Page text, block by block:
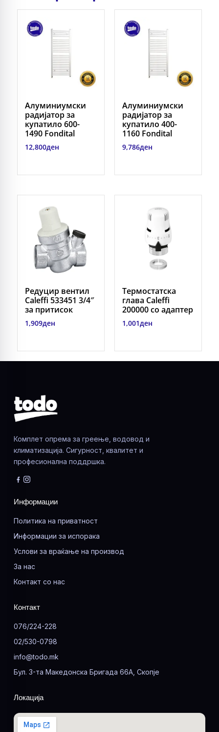
Алуминиумски
радијатор за
купатило 600-
1490 Fondital
12,800ден
Алуминиумски
радијатор за
купатило 400-
1160 Fondital
9,786ден
Редуцир вентил
Caleffi 533451 3/4″
за притисок
1,909ден
Термостатска
глава Caleffi
200000 со адаптер
1,001ден
Комплет опрема за греење, водовод и
климатизација. Сигурност, квалитет и
професионална поддршка.
Информации
Политика на приватност
Информации за испорака
Услови за враќање на производ
За нас
Контакт со нас
Контакт
076/224-228
02/530-0798
info@todo.mk
Бул. 3-та Македонска Бригада 66А, Скопје
Локација